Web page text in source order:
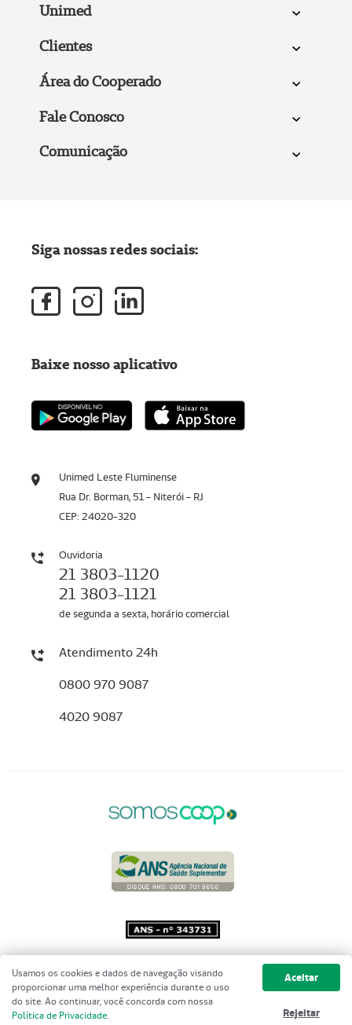
Unimed
Clientes
Área do Cooperado
Fale Conosco
Comunicação
Unimed Leste Fluminense
Rua Dr. Borman, 51 - Niterói - RJ
CEP: 24020-320
Ouvidoria
21 3803-1120
21 3803-1121
de segunda a sexta, horário comercial
Atendimento 24h
0800 970 9087
4020 9087
Siga nossas redes sociais:
Baixe nosso aplicativo
Copyright 2001 - 2026 Unimed do
Brasil - Todos os direitos reservados
Usamos os cookies e dados de navegação visando
proporcionar uma melhor experiência durante o uso
do site. Ao continuar, você concorda com nossa
Política de Privacidade.
Aceitar
Rejeitar